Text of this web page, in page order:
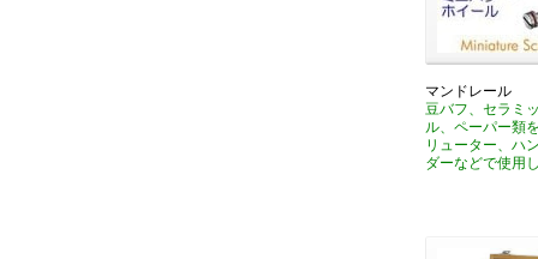
マンドレール
豆バフ、セラミ
ル、ペーパー類
リューター、ハ
ダーなどで使用